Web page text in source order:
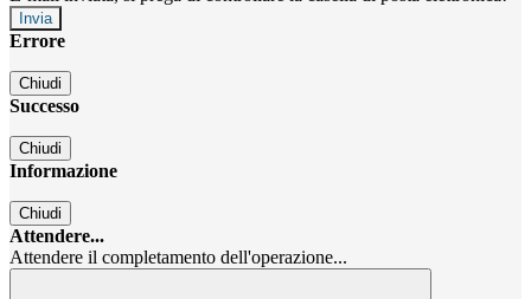
Errore
Chiudi
Successo
Chiudi
Informazione
Chiudi
Attendere...
Attendere il completamento dell'operazione...